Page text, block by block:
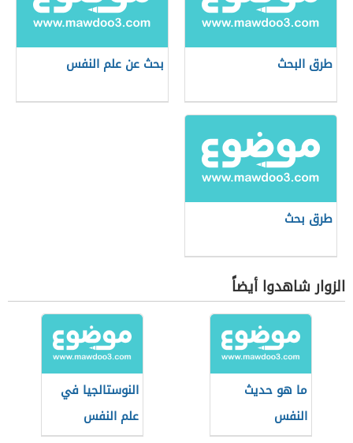
طرق البحث بحث عن علم النفس
طرق بحث
الزوار شاهدوا أيضاً
ما هو حديث
النفس
النوستالجيا في
علم النفس